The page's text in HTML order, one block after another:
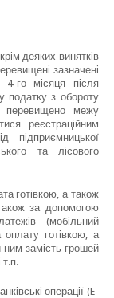
деяких винятків
зазначені
го місяця після
податку з обороту
перевищено межу
реєстраційним
та лісового
готівкою, а також
за допомогою
(мобільний
готівкою, а
замість грошей
операції (E-